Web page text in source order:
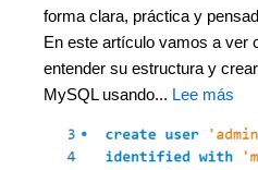
forma clara, práctica y
En este artículo vamos a ver
entender su estructura y
MySQL usando... Lee más